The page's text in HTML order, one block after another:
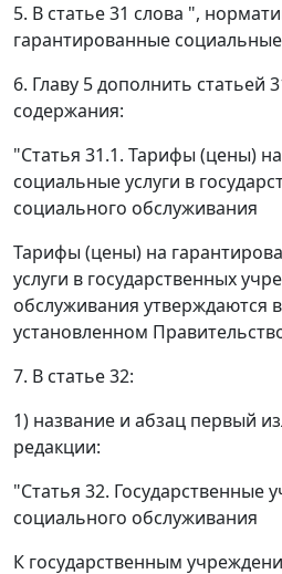
5. В статье 31 слова ",
гарантированные
6. Главу 5 дополнить статьей
содержания:
"Статья 31.1. Тарифы (цены)
социальные услуги в
социального обслуживания
Тарифы (цены) на
услуги в государственных
обслуживания утверждаются
установленном
7. В статье 32:
1) название и абзац первый
редакции:
"Статья 32. Государственные
социального обслуживания
К государственным